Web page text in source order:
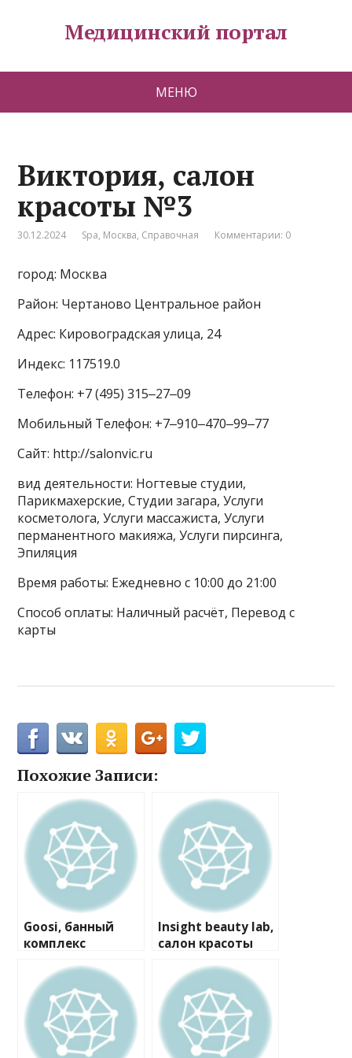
Медицинский портал
МЕНЮ
Виктория, салон
красоты №3
30.12.2024 Spa, Москва, Справочная Комментарии: 0
город: Москва
Район: Чертаново Центральное район
Адрес: Кировоградская улица, 24
Индекс: 117519.0
Телефон: +7 (495) 315‒27‒09
Мобильный Телефон: +7‒910‒470‒99‒77
Сайт: http://salonvic.ru
вид деятельности: Ногтевые студии,
Парикмахерские, Студии загара, Услуги
косметолога, Услуги массажиста, Услуги
перманентного макияжа, Услуги пирсинга,
Эпиляция
Время работы: Ежедневно с 10:00 до 21:00
Способ оплаты: Наличный расчёт, Перевод с
карты
Похожие Записи:
Goosi, банный
комплекс
Insight beauty lab,
салон красоты